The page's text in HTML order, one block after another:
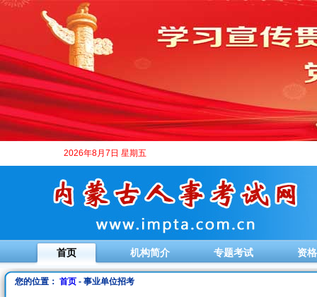
2026年8月7日 星期五
首页 机构简介 专题考试 资
您的位置： 首页- 事业单位招考